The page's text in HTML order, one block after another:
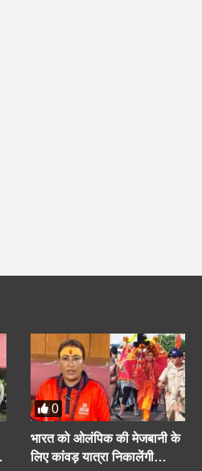
0
भारत को ओलंपिक की मेजबानी के
लिए कांवड़ यात्रा निकालेंगी